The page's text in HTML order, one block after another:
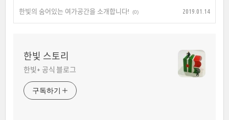
한빛의 숨어있는 여가공간을 소개합니다! (0) 2019.01.14
한빛 스토리
한빛+ 공식 블로그
구독하기